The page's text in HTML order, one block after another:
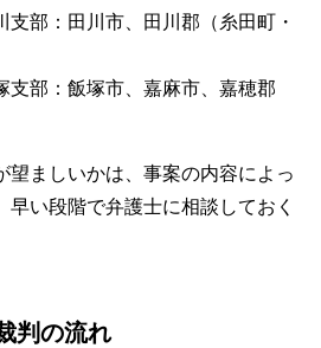
支部：田川市、田川郡（糸田町・
支部：飯塚市、嘉麻市、嘉穂郡
望ましいかは、事案の内容によっ
い段階で弁護士に相談しておく
判の流れ